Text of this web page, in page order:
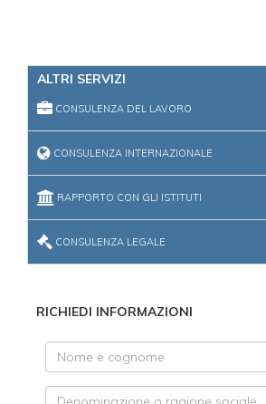
ALTRI SERVIZI
CONSULENZA DEL LAVORO
CONSULENZA INTERNAZIONALE
RAPPORTO CON GLI ISTITUTI
CONSULENZA LEGALE
RICHIEDI INFORMAZIONI